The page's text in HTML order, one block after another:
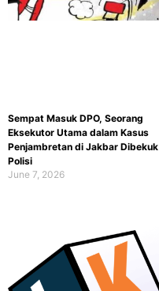
Sempat Masuk DPO, Seorang
Eksekutor Utama dalam Kasus
Penjambretan di Jakbar Dibekuk
Polisi
June 7, 2026